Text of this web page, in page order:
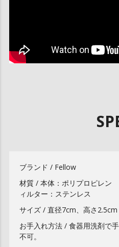
ブランド / Fellow
材質 / 本体：ポリプロピ
ィルター：ステンレス
サイズ / 直径7cm、高さ2.5cm
お手入れ方法 / 食器用洗剤で
不可。